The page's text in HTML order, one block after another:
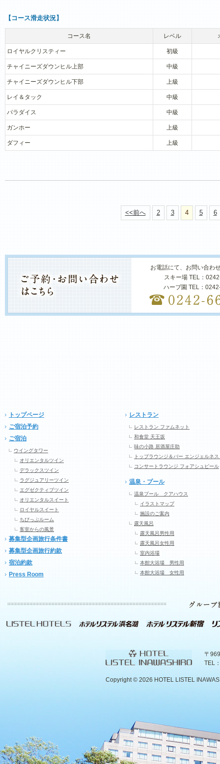
【コース滑走状況】
コース名 レベル
ロイヤルクリスティー 初級
チャイニーズダウンヒル上部 中級
チャイニーズダウンヒル下部 上級
レイ＆タック 中級
パラダイス 中級
ガンホー 上級
ダフィー 上級
<<前へ 2 3 4 5 6
お電話にて、お問い合わ
スキー場 TEL：
ハーブ園 TEL：
トップページ
ご宿泊予約
ご宿泊
ウイングタワー
オリエンタルツイン
デラックスツイン
ラグジュアリーツイン
エグゼクティブツイン
オリエンタルスイート
ロイヤルスイート
ちびっぷルーム
客室からの風景
募集型企画旅行条件書
募集型企画旅行約款
宿泊約款
Press Room
レストラン
レストラン ファムネット
和食堂 天王坂
味の小路 居酒屋庄助
トップラウンジ＆バー エンジェルネス
コンサートラウンジ フォアシュピール
温泉・プール
温泉プール クアハウス
イラストマップ
施設のご案内
露天風呂
露天風呂男性用
露天風呂女性用
室内浴場
本館大浴場 男性用
本館大浴場 女性用
〒
TEL
Copyright © 2026 HOTEL LISTEL